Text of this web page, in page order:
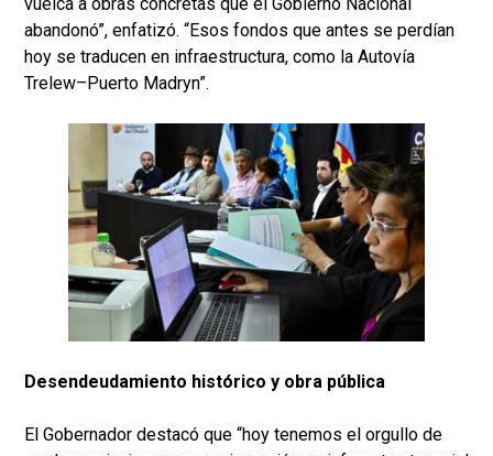
vuelca a obras concretas que el Gobierno Nacional
abandonó”, enfatizó. “Esos fondos que antes se perdían
hoy se traducen en infraestructura, como la Autovía
Trelew–Puerto Madryn”.
Desendeudamiento histórico y obra pública
El Gobernador destacó que “hoy tenemos el orgullo de